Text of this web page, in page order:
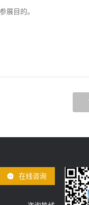
展目的。
在线咨询